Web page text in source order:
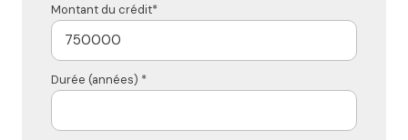
Montant du crédit*
Durée (années) *